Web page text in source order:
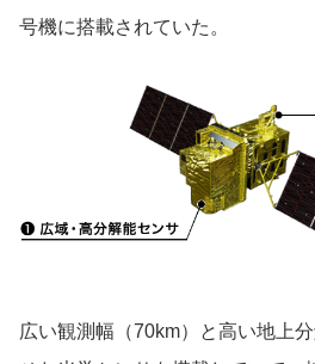
号機に搭載されていた。
広い観測幅（70km）と高い地上